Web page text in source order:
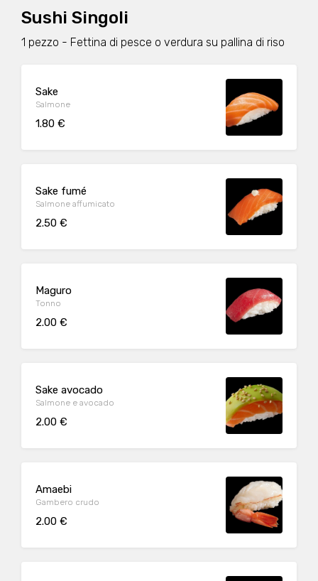
Sushi Singoli
1 pezzo - Fettina di pesce o verdura su pallina di riso
Sake
Salmone
1.80 €
Sake fumé
Salmone affumicato
2.50 €
Maguro
Tonno
2.00 €
Sake avocado
Salmone e avocado
2.00 €
Amaebi
Gambero crudo
2.00 €